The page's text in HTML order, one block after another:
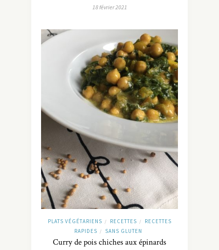
18 février 2021
PLATS VÉGÉTARIENS / RECETTES /
RECETTES
RAPIDES / SANS GLUTEN
Curry de pois chiches aux épinards